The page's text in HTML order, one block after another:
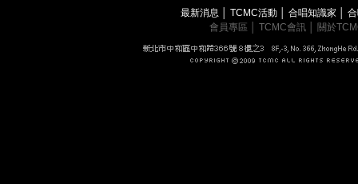
最新消息 TCMC活動 合唱知識家
會員專區
TCMC會訊 關於